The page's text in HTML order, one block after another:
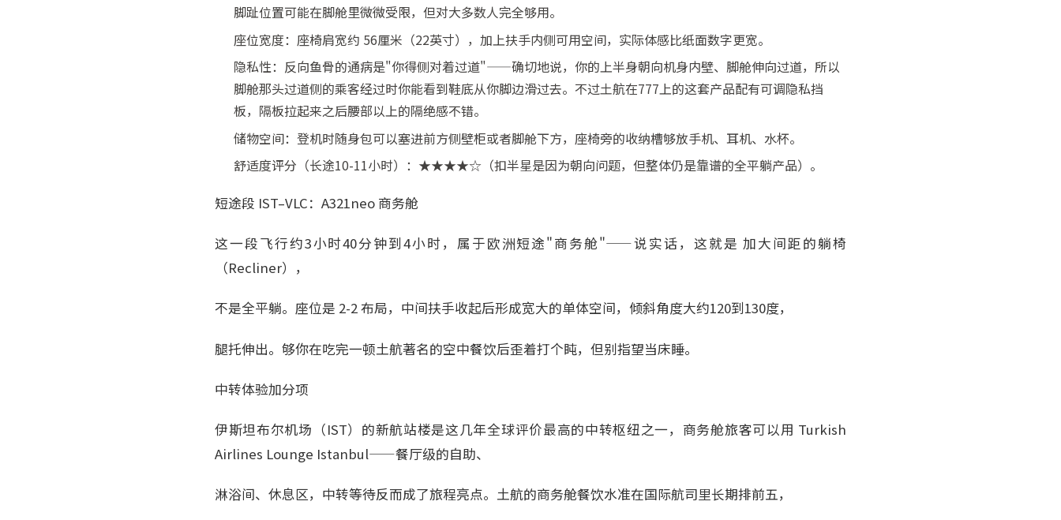
脚趾位置可能在脚舱里微微受限，但对大多数人完全够用。
座位宽度：座椅肩宽约 56厘米（22英寸），加上扶手内侧可用空间，实际体感比纸面数字更宽。
隐私性：反向鱼骨的通病是"你得侧对着过道"——确切地说，你的上半身朝向机身内壁、脚舱伸向过道，所以
脚舱那头过道侧的乘客经过时你能看到鞋底从你脚边滑过去。不过土航在777上的这套产品配有可调隐私挡
板，隔板拉起来之后腰部以上的隔绝感不错。
储物空间：登机时随身包可以塞进前方侧壁柜或者脚舱下方，座椅旁的收纳槽够放手机、耳机、水杯。
舒适度评分（长途10-11小时）：★★★★☆（扣半星是因为朝向问题，但整体仍是靠谱的全平躺产品）。
短途段 IST–VLC：A321neo 商务舱
这一段飞行约3小时40分钟到4小时，属于欧洲短途"商务舱"——说实话，这就是 加大间距的躺椅
（Recliner），
不是全平躺。座位是 2-2 布局，中间扶手收起后形成宽大的单体空间，倾斜角度大约120到130度，
腿托伸出。够你在吃完一顿土航著名的空中餐饮后歪着打个盹，但别指望当床睡。
中转体验加分项
伊斯坦布尔机场（IST）的新航站楼是这几年全球评价最高的中转枢纽之一，商务舱旅客可以用 Turkish
Airlines Lounge Istanbul——餐厅级的自助、
淋浴间、休息区，中转等待反而成了旅程亮点。土航的商务舱餐饮水准在国际航司里长期排前五，